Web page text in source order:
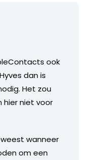
ook
dan is
Het zou
hier niet voor
wanneer
om een